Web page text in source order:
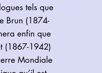
tels que
Brun (1874-
enfin que
(1867-1942)
Mondiale